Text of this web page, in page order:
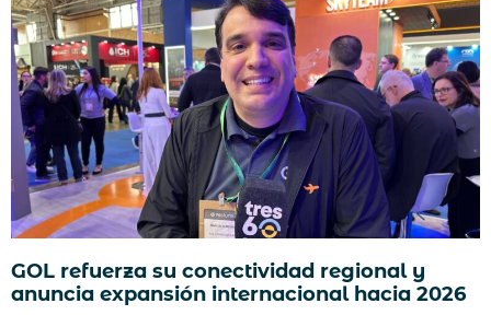
GOL refuerza su conectividad regional y
anuncia expansión internacional hacia 2026